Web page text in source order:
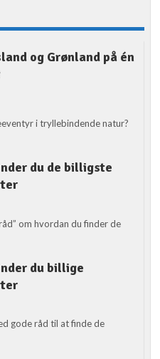
og Grønland på én
i tryllebindende natur?
du de billigste
om hvordan du finder de
du billige
gode råd til at finde de